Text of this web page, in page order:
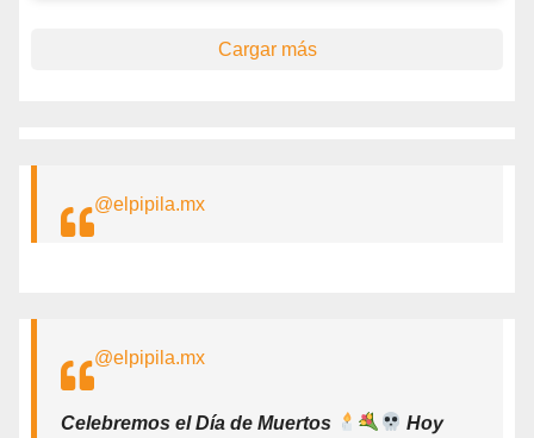
Cargar más
@elpipila.mx
@elpipila.mx
Celebremos el Día de Muertos
Hoy